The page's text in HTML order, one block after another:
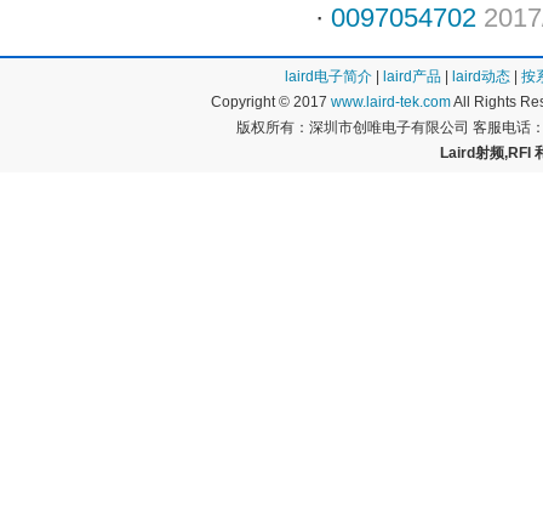
· 0097054702
laird电子简介 laird产品 laird动态
按
Copyright © 2017 www.laird-tek.comAll Rights
版权所有：深圳市创唯电子有限公司 客服电话
Laird射频,RFI